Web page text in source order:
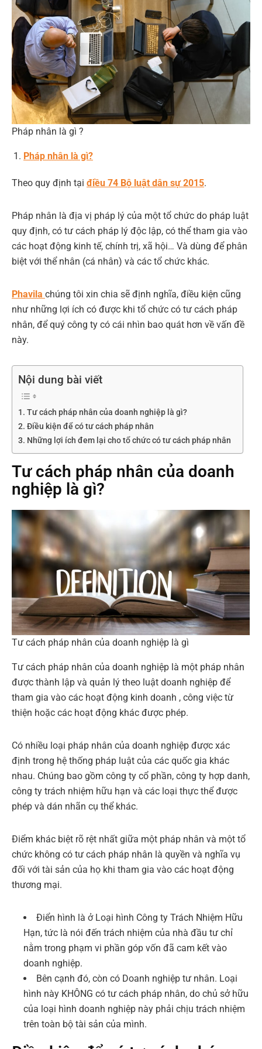
Pháp nhân là gì ?
Pháp nhân là gì?
Theo quy định tại điều 74 Bộ luật dân sự 2015.
Pháp nhân là địa vị pháp lý của một tổ chức do pháp luật
quy định, có tư cách pháp lý độc lập, có thể tham gia vào
các hoạt động kinh tế, chính trị, xã hội… Và dùng để phân
biệt với thể nhân (cá nhân) và các tổ chức khác.
Phavila chúng tôi xin chia sẽ định nghĩa, điều kiện cũng
như những lợi ích có được khi tổ chức có tư cách pháp
nhân, để quý công ty có cái nhìn bao quát hơn về vấn đề
này.
Nội dung bài viết
Tư cách pháp nhân của doanh nghiệp là gì?
Điều kiện để có tư cách pháp nhân
Những lợi ích đem lại cho tổ chức có tư cách pháp nhân
Tư cách pháp nhân của doanh
nghiệp là gì?
Tư cách pháp nhân của doanh nghiệp là gì
Tư cách pháp nhân của doanh nghiệp là một pháp nhân
được thành lập và quản lý theo luật doanh nghiệp để
tham gia vào các hoạt động kinh doanh , công việc từ
thiện hoặc các hoạt động khác được phép.
Có nhiều loại pháp nhân của doanh nghiệp được xác
định trong hệ thống pháp luật của các quốc gia khác
nhau. Chúng bao gồm công ty cổ phần, công ty hợp danh,
công ty trách nhiệm hữu hạn và các loại thực thể được
phép và dán nhãn cụ thể khác.
Điểm khác biệt rõ rệt nhất giữa một pháp nhân và một tổ
chức không có tư cách pháp nhân là quyền và nghĩa vụ
đối với tài sản của họ khi tham gia vào các hoạt động
thương mại.
Điển hình là ở Loại hình Công ty Trách Nhiệm Hữu
Hạn, tức là nói đến trách nhiệm của nhà đầu tư chỉ
nằm trong phạm vi phần góp vốn đã cam kết vào
doanh nghiệp.
Bên cạnh đó, còn có Doanh nghiệp tư nhân. Loại
hình này KHÔNG có tư cách pháp nhân, do chủ sở hữu
của loại hình doanh nghiệp này phải chịu trách nhiệm
trên toàn bộ tài sản của mình.